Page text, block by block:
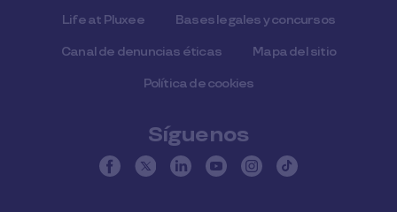
Life at Pluxee Bases legales y concursos
Canal de denuncias éticas Mapa del sitio
Política de cookies
Síguenos